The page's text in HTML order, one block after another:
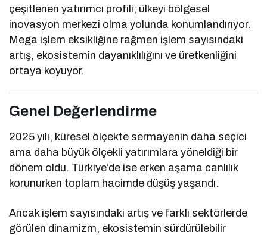
çeşitlenen yatırımcı profili; ülkeyi bölgesel
inovasyon merkezi olma yolunda konumlandırıyor.
Mega işlem eksikliğine rağmen işlem sayısındaki
artış, ekosistemin dayanıklılığını ve üretkenliğini
ortaya koyuyor.
Genel Değerlendirme
2025 yılı, küresel ölçekte sermayenin daha seçici
ama daha büyük ölçekli yatırımlara yöneldiği bir
dönem oldu. Türkiye’de ise erken aşama canlılık
korunurken toplam hacimde düşüş yaşandı.
Ancak işlem sayısındaki artış ve farklı sektörlerde
görülen dinamizm, ekosistemin sürdürülebilir